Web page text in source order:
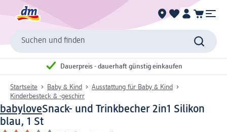
Suchen und finden
Dauerpreis - dauerhaft günstig einkaufen
Startseite Baby & Kind
Ausstattung für Baby & Kind
Kinderbesteck & -geschirr
babyloveSnack- und Trinkbecher 2in1 Silikon
blau, 1 St